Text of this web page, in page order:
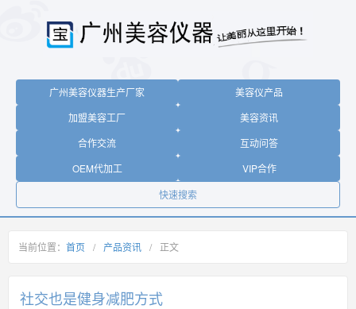
广州美容仪器生产厂家
美容仪产品
加盟美容工厂
美容资讯
合作交流
互动问答
OEM代加工
VIP合作
快速搜索
当前位置： 首页 / 产品资讯 / 正文
社交也是健身减肥方式